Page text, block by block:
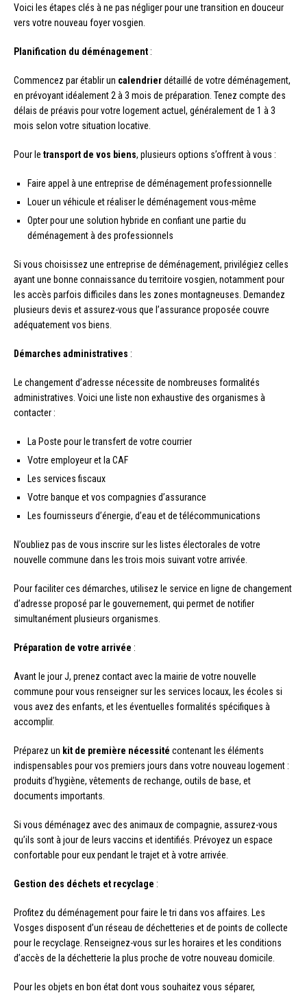
Voici les étapes clés à ne pas négliger pour une transition en douceur
vers votre nouveau foyer vosgien.
Planification du déménagement :
Commencez par établir un calendrierdétaillé de votre déménagement,
en prévoyant idéalement 2 à 3 mois de préparation. Tenez compte des
délais de préavis pour votre logement actuel, généralement de 1 à 3
mois selon votre situation locative.
Pour le transport de vos biens, plusieurs options s’offrent à vous :
Faire appel à une entreprise de déménagement professionnelle
Louer un véhicule et réaliser le déménagement vous-même
Opter pour une solution hybride en confiant une partie du
déménagement à des professionnels
Si vous choisissez une entreprise de déménagement, privilégiez celles
ayant une bonne connaissance du territoire vosgien, notamment pour
les accès parfois difficiles dans les zones montagneuses. Demandez
plusieurs devis et assurez-vous que l’assurance proposée couvre
adéquatement vos biens.
Démarches administratives :
Le changement d’adresse nécessite de nombreuses formalités
administratives. Voici une liste non exhaustive des organismes à
contacter :
La Poste pour le transfert de votre courrier
Votre employeur et la CAF
Les services fiscaux
Votre banque et vos compagnies d’assurance
Les fournisseurs d’énergie, d’eau et de télécommunications
N’oubliez pas de vous inscrire sur les listes électorales de votre
nouvelle commune dans les trois mois suivant votre arrivée.
Pour faciliter ces démarches, utilisez le service en ligne de changement
d’adresse proposé par le gouvernement, qui permet de notifier
simultanément plusieurs organismes.
Préparation de votre arrivée :
Avant le jour J, prenez contact avec la mairie de votre nouvelle
commune pour vous renseigner sur les services locaux, les écoles si
vous avez des enfants, et les éventuelles formalités spécifiques à
accomplir.
Préparez un kit de première nécessité contenant les éléments
indispensables pour vos premiers jours dans votre nouveau logement :
produits d’hygiène, vêtements de rechange, outils de base, et
documents importants.
Si vous déménagez avec des animaux de compagnie, assurez-vous
qu’ils sont à jour de leurs vaccins et identifiés. Prévoyez un espace
confortable pour eux pendant le trajet et à votre arrivée.
Gestion des déchets et recyclage :
Profitez du déménagement pour faire le tri dans vos affaires. Les
Vosges disposent d’un réseau de déchetteries et de points de collecte
pour le recyclage. Renseignez-vous sur les horaires et les conditions
d’accès de la déchetterie la plus proche de votre nouveau domicile.
Pour les objets en bon état dont vous souhaitez vous séparer,